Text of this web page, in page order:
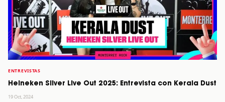
ENTREVISTAS
Heineken Silver Live Out 2025: Entrevista con Kerala Dust
19 Oct, 2024